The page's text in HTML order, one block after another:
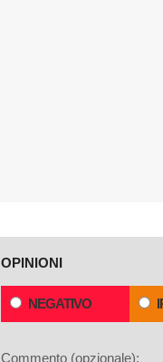
OPINIONI
NEGATIVO
Commento (opzionale):